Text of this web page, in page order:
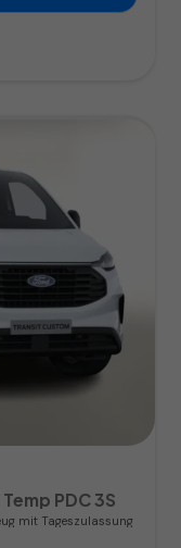
PDC 3S
mit Tageszulassung